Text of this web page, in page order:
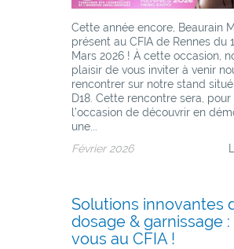
Cette année encore, Beaurain
présent au CFIA de Rennes du
Mars 2026 ! À cette occasion,
plaisir de vous inviter à venir
rencontrer sur notre stand
D18. Cette rencontre sera, pour
l’occasion de découvrir en
une...
Février 2026
Solutions innovantes
dosage & garnissage
vous au CFIA !